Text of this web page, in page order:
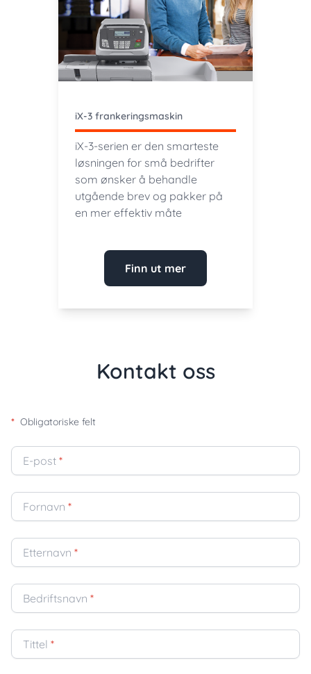
iX-3 frankeringsmaskin
iX-3-serien er den smarteste
løsningen for små bedrifter
som ønsker å behandle
utgående brev og pakker på
en mer effektiv måte
Finn ut mer
Kontakt oss
* Obligatoriske felt
E-post *
Fornavn *
Etternavn *
Bedriftsnavn *
Tittel *